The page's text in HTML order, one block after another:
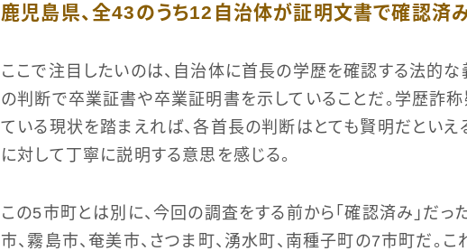
鹿児島県、全43のうち12自治体が証明文書で確認済
ここで注目したいのは、自治体に首長の学歴を確認する法的な
の判断で卒業証書や卒業証明書を示していることだ。学歴詐
ている現状を踏まえれば、各首長の判断はとても賢明だといえ
に対して丁寧に説明する意思を感じる。
この5市町とは別に、今回の調査をする前から「確認済み」だっ
市、霧島市、奄美市、さつま町、湧水町、南種子町の7市町だ。